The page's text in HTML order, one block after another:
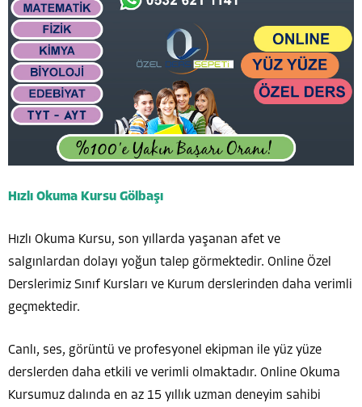
Hızlı Okuma Kursu Gölbaşı
Hızlı Okuma Kursu, son yıllarda yaşanan afet ve
salgınlardan dolayı yoğun talep görmektedir. Online Özel
Derslerimiz Sınıf Kursları ve Kurum derslerinden daha verimli
geçmektedir.
Canlı, ses, görüntü ve profesyonel ekipman ile yüz yüze
derslerden daha etkili ve verimli olmaktadır. Online Okuma
Kursumuz dalında en az 15 yıllık uzman deneyim sahibi